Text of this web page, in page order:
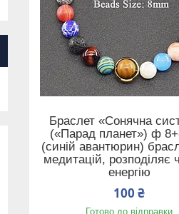
Браслет «Сонячна
(«Парад планет») ф
(синій авантюрин)
медитацій, розподіляє
енергію
100 ₴
Готово до відправки